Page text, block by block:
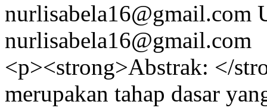
nurlisabela16@gmail.com
nurlisabela16@gmail.com
<p><strong>Abstrak: </
merupakan tahap dasar